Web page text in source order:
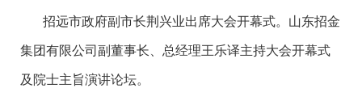
招远市政府副市长荆兴业出席大会开幕式。山东招金
集团有限公司副董事长、总经理王乐译主持大会开幕式
及院士主旨演讲论坛。